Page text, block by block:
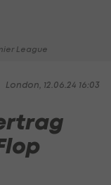
League
London, 12.06.24 16:03